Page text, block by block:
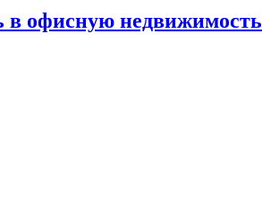
в офисную недвижимость